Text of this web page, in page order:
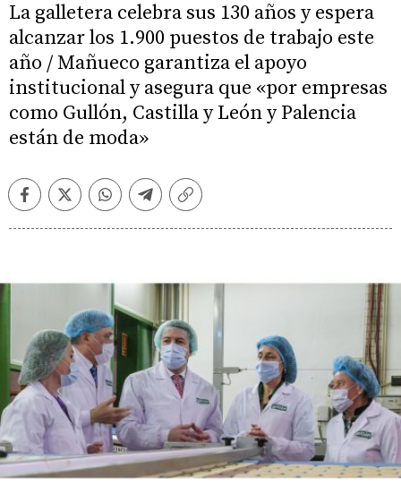
La galletera celebra sus 130 años y espera
alcanzar los 1.900 puestos de trabajo este
año / Mañueco garantiza el apoyo
institucional y asegura que «por empresas
como Gullón, Castilla y León y Palencia
están de moda»
FacebookTwitterWhatsappTelegramCopiar